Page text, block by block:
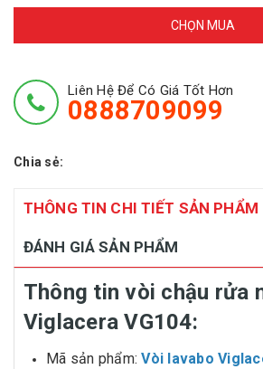
CHỌN MUA
Liên Hệ Để Có Giá Tốt Hơn
0888709099
Chia sẻ:
THÔNG TIN CHI TIẾT SẢN PHẨM
ĐÁNH GIÁ SẢN PHẨM
Thông tin vòi chậu rửa
Viglacera VG104:
Mã sản phẩm:Vòi lavabo